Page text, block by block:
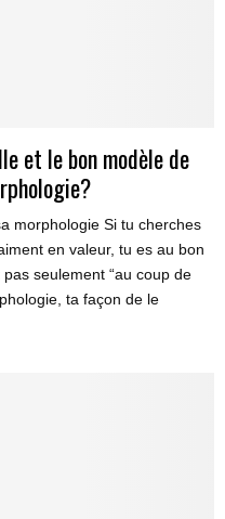
et le bon modèle de
morphologie Si tu cherches
en valeur, tu es au bon
seulement “au coup de
ta façon de le